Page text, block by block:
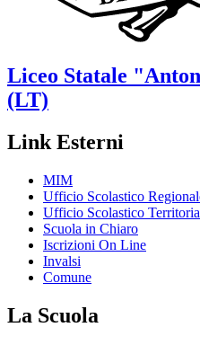
Liceo Statale
(LT)
Link Esterni
MIM
Ufficio Scolastico
Ufficio Scolastico
Scuola in Chiaro
Iscrizioni On Line
Invalsi
Comune
La Scuola